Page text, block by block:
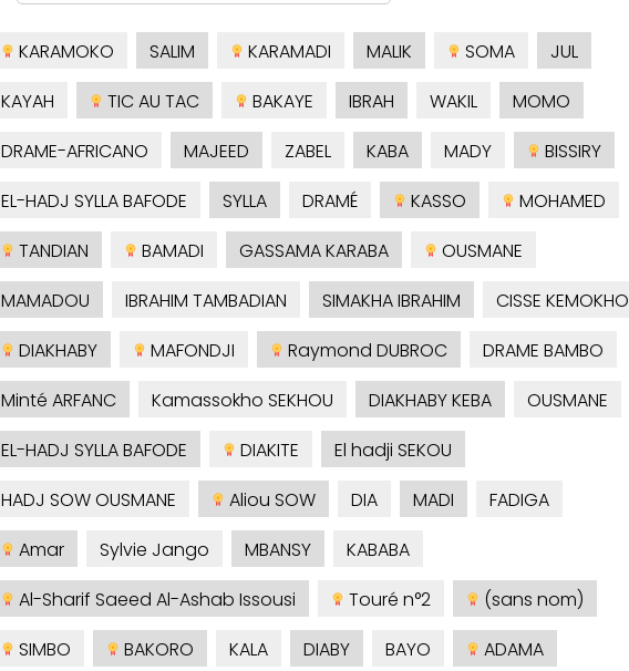
KARAMOKO SALIM KARAMADI MALIK SOMA
JUL
KAYAH
TIC AU TAC BAKAYE IBRAH WAKIL
MOMO
DRAME-AFRICANO
MAJEED ZABEL KABA MADY
BISSIRY
EL-HADJ SYLLA BAFODE
SYLLA DRAMÉ KASSO
MOHAMED
TANDIAN
BAMADI GASSAMA KARABA
OUSMANE
MAMADOU
IBRAHIM TAMBADIAN SIMAKHA IBRAHIM
CISSE KEMOKHO
DIAKHABY
MAFONDJI Raymond DUBROC
DRAME BAMBO
Minté ARFANC
Kamassokho SEKHOU DIAKHABY KEBA
OUSMANE
EL-HADJ SYLLA BAFODE
DIAKITE
El hadji SEKOU
HADJ SOW OUSMANE
Aliou SOW DIA MADI
FADIGA
Amar
Sylvie Jango MBANSY
KABABA
Al-Sharif Saeed Al-Ashab Issousi
Touré n°2
(sans nom)
SIMBO
BAKORO KALA DIABY BAYO
ADAMA